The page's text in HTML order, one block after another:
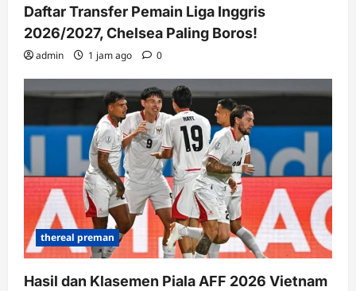
Daftar Transfer Pemain Liga Inggris
2026/2027, Chelsea Paling Boros!
admin 1 jam ago 0
thereal preman
Hasil dan Klasemen Piala AFF 2026 Vietnam